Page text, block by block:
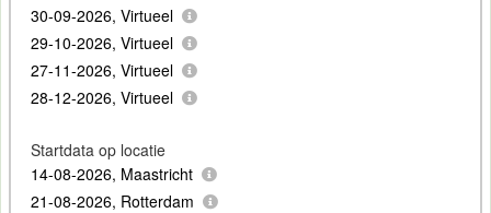
30-09-2026, Virtueel
29-10-2026, Virtueel
27-11-2026, Virtueel
28-12-2026, Virtueel
Startdata op locatie
14-08-2026, Maastricht
21-08-2026, Rotterdam